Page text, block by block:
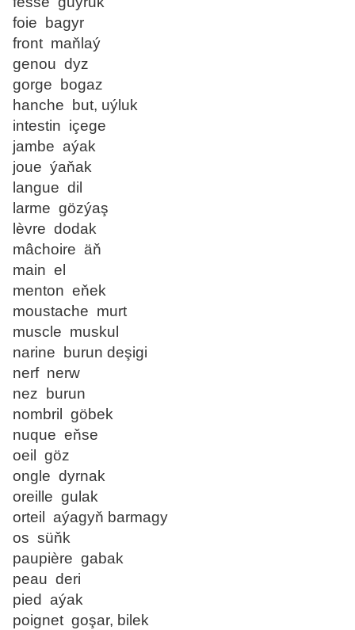
foie bagyr
front maňlaý
genou dyz
gorge bogaz
hanche but, uýluk
intestin içege
jambe aýak
joue ýaňak
langue dil
larme gözýaş
lèvre dodak
mâchoire äň
main el
menton eňek
moustache murt
muscle muskul
narine burun deşigi
nerf nerw
nez burun
nombril göbek
nuque eňse
oeil göz
ongle dyrnak
oreille gulak
orteil aýagyň barmagy
os süňk
paupière gabak
peau deri
pied aýak
poignet goşar, bilek